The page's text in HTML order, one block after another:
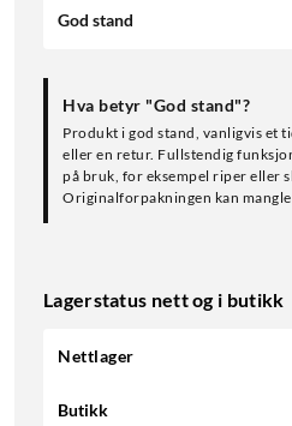
God stand
Hva betyr "God stand"?
Produkt i god stand, vanligvis et
eller en retur. Fullstendig
på bruk, for eksempel riper eller
Originalforpakningen kan
Lagerstatus nett og i butikk
Nettlager
Butikk